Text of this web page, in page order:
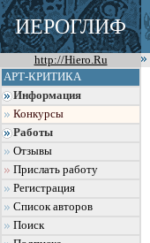
ИЕРОГЛИФ
http://Hiero.Ru
АРТ-КРИТИКА
Информация
Конкурсы
Работы
Отзывы
Прислать работу
Регистрация
Список авторов
Поиск